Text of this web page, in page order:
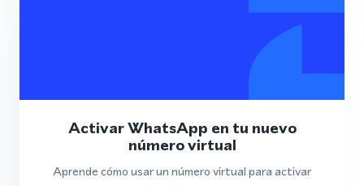
Activar WhatsApp en tu nuevo
número virtual
Aprende cómo usar un número virtual para activar